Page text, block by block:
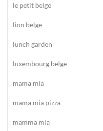
le petit belge
lion belge
lunch garden
luxembourg belge
mama mia
mama mia pizza
mamma mia